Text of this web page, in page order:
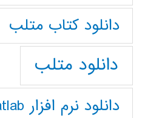
دانلود كتاب متلب
دانلود متلب
دانلود نرم افزار Matlab